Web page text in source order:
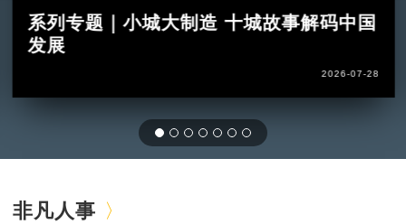
系列专题｜小城大制造 十城故事解码中国
发展
2026-07-28
非凡人事